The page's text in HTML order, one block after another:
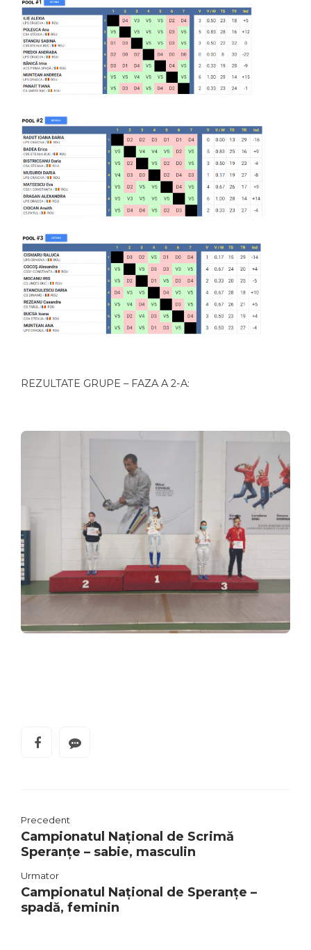
REZULTATE GRUPE – FAZA A 2-A:
Precedent
Campionatul Naţional de Scrimă
Speranţe – sabie, masculin
Urmator
Campionatul Național de Speranțe –
spadă, feminin